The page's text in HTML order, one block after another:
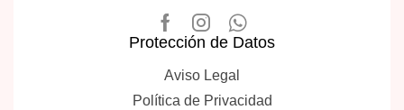
Protección de Datos
Aviso Legal
Política de Privacidad